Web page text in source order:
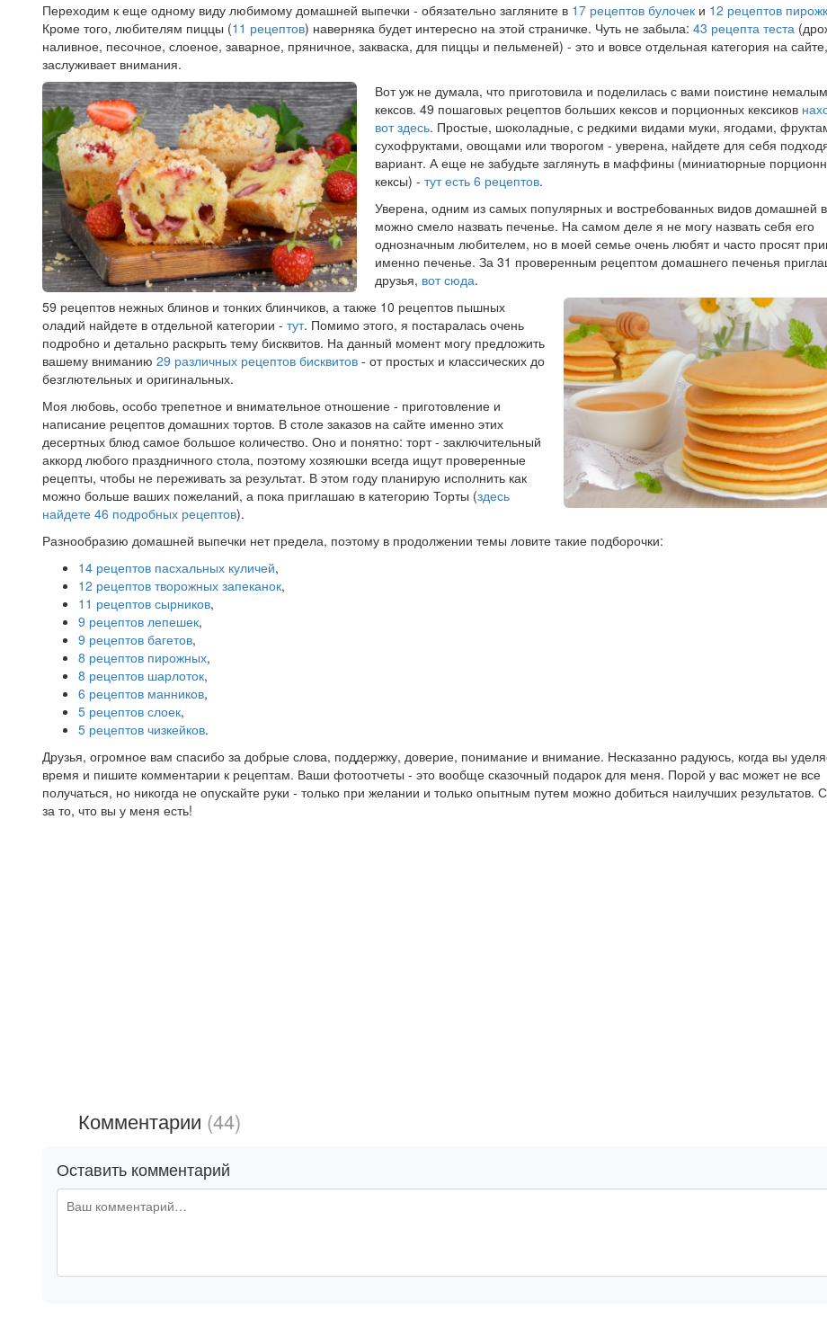
Переходим к еще одному виду любимому домашней выпечки - обязательно загляните в 17 рецептов булочек и 12 рецептов
Кроме того, любителям пиццы (11 рецептов) наверняка будет интересно на этой страничке. Чуть не забыла: 43 рецепта теста
наливное, песочное, слоеное, заварное, пряничное, закваска, для пиццы и пельменей) - это и вовсе отдельная категория на
заслуживает внимания.
Вот уж не думала, что приготовила и поделилась с вами поистине
кексов. 49 пошаговых рецептов больших кексов и порционных кексиков
вот здесь. Простые, шоколадные, с редкими видами муки, ягодами,
сухофруктами, овощами или творогом - уверена, найдете для себя
вариант. А еще не забудьте заглянуть в маффины (миниатюрные
кексы) - тут есть 6 рецептов.
Уверена, одним из самых популярных и востребованных видов домашней
можно смело назвать печенье. На самом деле я не могу назвать себя его
однозначным любителем, но в моей семье очень любят и часто просят
именно печенье. За 31 проверенным рецептом домашнего печенья
друзья, вот сюда.
59 рецептов нежных блинов и тонких блинчиков, а также 10 рецептов пышных
оладий найдете в отдельной категории - тут. Помимо этого, я постаралась очень
подробно и детально раскрыть тему бисквитов. На данный момент могу предложить
вашему вниманию 29 различных рецептов бисквитов - от простых и классических до
безглютельных и оригинальных.
Моя любовь, особо трепетное и внимательное отношение - приготовление и
написание рецептов домашних тортов. В столе заказов на сайте именно этих
десертных блюд самое большое количество. Оно и понятно: торт - заключительный
аккорд любого праздничного стола, поэтому хозяюшки всегда ищут проверенные
рецепты, чтобы не переживать за результат. В этом году планирую исполнить как
можно больше ваших пожеланий, а пока приглашаю в категорию Торты (здесь
найдете 46 подробных рецептов).
Разнообразию домашней выпечки нет предела, поэтому в продолжении темы ловите такие подборочки:
14 рецептов пасхальных куличей,
12 рецептов творожных запеканок,
11 рецептов сырников,
9 рецептов лепешек,
9 рецептов багетов,
8 рецептов пирожных,
8 рецептов шарлоток,
6 рецептов манников,
5 рецептов слоек,
5 рецептов чизкейков.
Друзья, огромное вам спасибо за добрые слова, поддержку, доверие, понимание и внимание. Несказанно радуюсь, когда вы
время и пишите комментарии к рецептам. Ваши фотоотчеты - это вообще сказочный подарок для меня. Порой у вас может не все
получаться, но никогда не опускайте руки - только при желании и только опытным путем можно добиться наилучших результатов.
за то, что вы у меня есть!
Комментарии (44)
Оставить комментарий